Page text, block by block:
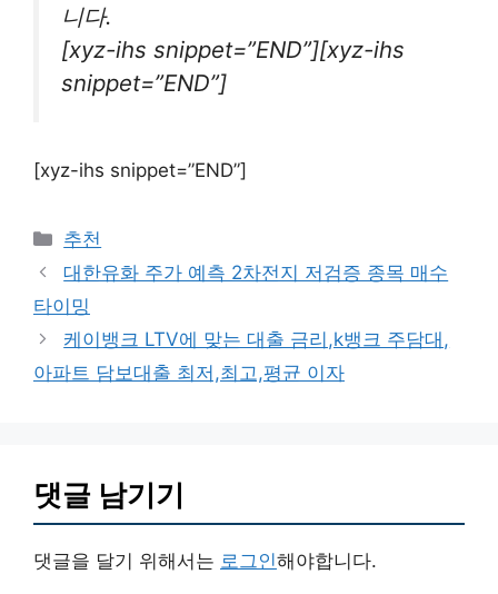
니다.
[xyz-ihs snippet=”END”][xyz-ihs
snippet=”END”]
[xyz-ihs snippet=”END”]
카
테
고
리
추천
대한유화 주가 예측 2차전지 저검증 종목 매수
타이밍
케이뱅크 LTV에 맞는 대출 금리,k뱅크 주담대,
아파트 담보대출 최저,최고,평균 이자
댓글 남기기
댓글을 달기 위해서는 로그인해야합니다.